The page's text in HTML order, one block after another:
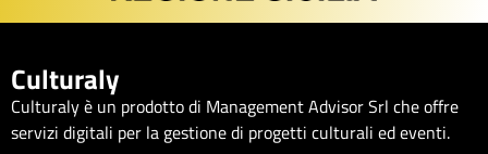
Culturaly
Culturaly è un prodotto di Management Advisor Srl che offre
servizi digitali per la gestione di progetti culturali ed eventi.